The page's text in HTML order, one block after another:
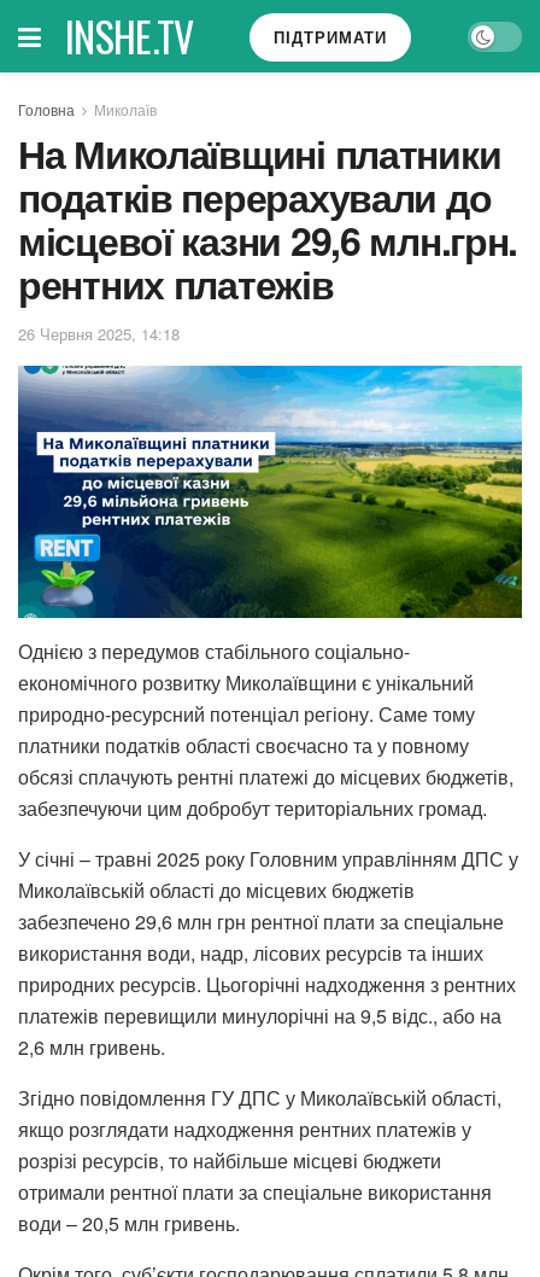
INSHE.TV ПІДТРИМАТИ
Головна Миколаїв
На Миколаївщині платники
податків перерахували до
місцевої казни 29,6 млн.грн.
рентних платежів
26 Червня 2025, 14:18
Однією з передумов стабільного соціально-
економічного розвитку Миколаївщини є унікальний
природно-ресурсний потенціал регіону. Саме тому
платники податків області своєчасно та у повному
обсязі сплачують рентні платежі до місцевих бюджетів,
забезпечуючи цим добробут територіальних громад.
У січні – травні 2025 року Головним управлінням ДПС у
Миколаївській області до місцевих бюджетів
забезпечено 29,6 млн грн рентної плати за спеціальне
використання води, надр, лісових ресурсів та інших
природних ресурсів. Цьогорічні надходження з рентних
платежів перевищили минулорічні на 9,5 відс., або на
2,6 млн гривень.
Згідно повідомлення ГУ ДПС у Миколаївській області,
якщо розглядати надходження рентних платежів у
розрізі ресурсів, то найбільше місцеві бюджети
отримали рентної плати за спеціальне використання
води – 20,5 млн гривень.